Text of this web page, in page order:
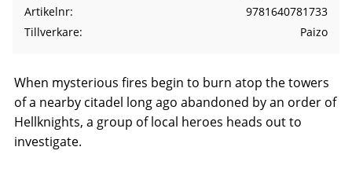
Artikelnr
9781640781733
Tillverkare
Paizo
When mysterious fires begin to burn atop the towers
of a nearby citadel long ago abandoned by an order of
Hellknights, a group of local heroes heads out to
investigate.